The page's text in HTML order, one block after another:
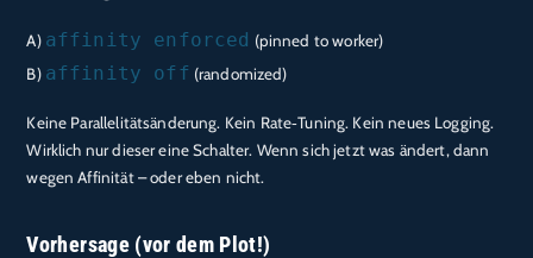
A) affinity enforced (pinned to worker)
B) affinity off (randomized)
Keine Parallelitätsänderung. Kein Rate‑Tuning. Kein neues Logging.
Wirklich nur dieser eine Schalter. Wenn sich jetzt was ändert, dann
wegen Affinität – oder eben nicht.
Vorhersage (vor dem Plot!)